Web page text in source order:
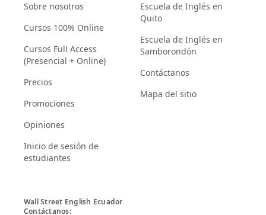
Sobre nosotros
Cursos 100% Online
Cursos Full Access
(Presencial + Online)
Precios
Promociones
Opiniones
Inicio de sesión de
estudiantes
Escuela de Inglés en
Quito
Escuela de Inglés en
Samborondón
Contáctanos
Mapa del sitio
Wall Street English Ecuador
Contáctanos: